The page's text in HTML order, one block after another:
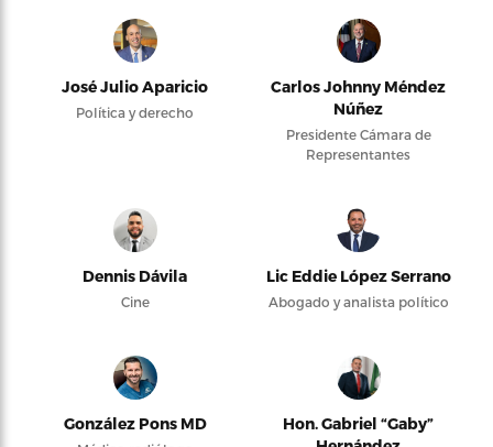
José Julio Aparicio
Política y derecho
Carlos Johnny Méndez
Núñez
Presidente Cámara de
Representantes
Dennis Dávila
Cine
Lic Eddie López Serrano
Abogado y analista político
González Pons MD
Hon. Gabriel “Gaby”